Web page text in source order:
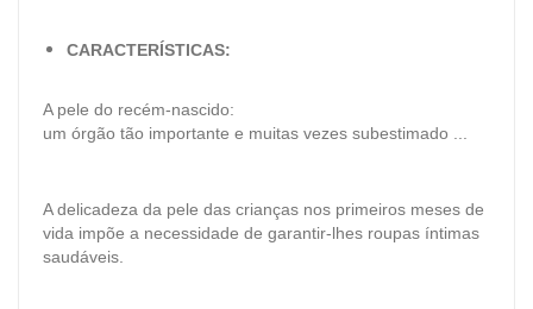
CARACTERÍSTICAS:
A pele do recém-nascido:
um órgão tão importante e muitas vezes subestimado ...
A delicadeza da pele das crianças nos primeiros meses de
vida impõe a necessidade de garantir-lhes roupas íntimas
saudáveis.